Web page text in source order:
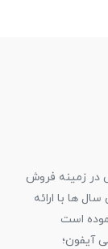
در زمینه فروش
و در این سال ها با ارائه
است
آیفون؛